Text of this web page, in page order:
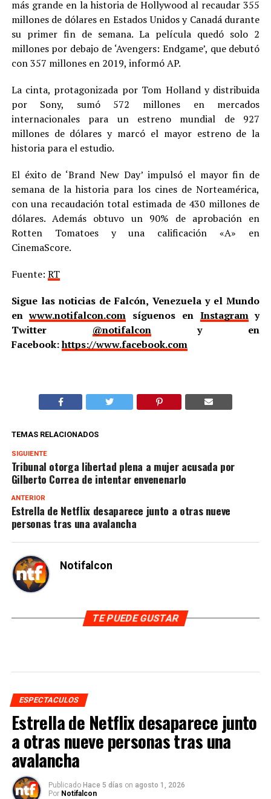
más grande en la historia de Hollywood al recaudar 355
millones de dólares en Estados Unidos y Canadá durante
su primer fin de semana. La película quedó solo 2
millones por debajo de ‘Avengers: Endgame’, que debutó
con 357 millones en 2019, informó AP.
La cinta, protagonizada por Tom Holland y distribuida
por Sony, sumó 572 millones en mercados
internacionales para un estreno mundial de 927
millones de dólares y marcó el mayor estreno de la
historia para el estudio.
El éxito de ‘Brand New Day’ impulsó el mayor fin de
semana de la historia para los cines de Norteamérica,
con una recaudación total estimada de 430 millones de
dólares. Además obtuvo un 90% de aprobación en
Rotten Tomatoes y una calificación «A» en
CinemaScore.
Fuente: RT
Sigue las noticias de Falcón, Venezuela y el Mundo
enwww.notifalcon.com síguenos en Instagramy
Twitter @notifalcony en
Facebook:https://www.facebook.com
TEMAS RELACIONADOS
SIGUIENTE
Tribunal otorga libertad plena a mujer acusada por
Gilberto Correa de intentar envenenarlo
ANTERIOR
Estrella de Netflix desaparece junto a otras nueve
personas tras una avalancha
Notifalcon
TE PUEDE GUSTAR
ESPECTACULOS
Estrella de Netflix desaparece junto
a otras nueve personas tras una
avalancha
Publicado Hace 5 días on agosto 1, 2026
Por Notifalcon